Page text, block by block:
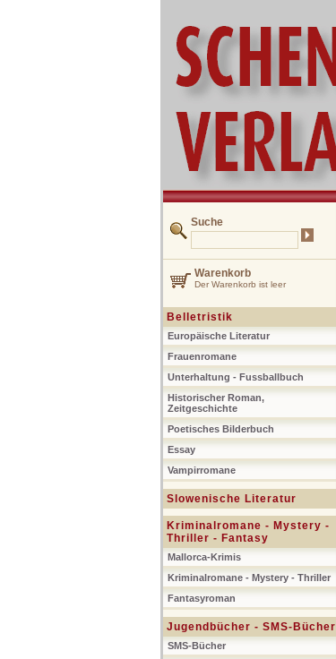
Suche
Warenkorb
Der Warenkorb ist leer
Belletristik
Europäische Literatur
Frauenromane
Unterhaltung - Fussballbuch
Historischer Roman,
Zeitgeschichte
Poetisches Bilderbuch
Essay
Vampirromane
Slowenische Literatur
Kriminalromane - Mystery -
Thriller - Fantasy
Mallorca-Krimis
Kriminalromane - Mystery - Thriller
Fantasyroman
Jugendbücher - SMS-Bücher
SMS-Bücher